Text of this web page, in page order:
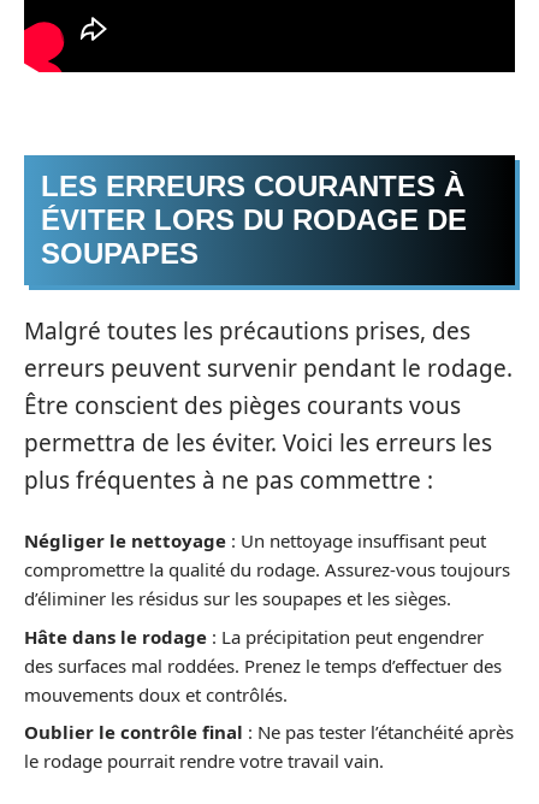
LES ERREURS COURANTES À
ÉVITER LORS DU RODAGE DE
SOUPAPES
Malgré toutes les précautions prises, des
erreurs peuvent survenir pendant le rodage.
Être conscient des pièges courants vous
permettra de les éviter. Voici les erreurs les
plus fréquentes à ne pas commettre :
Négliger le nettoyage : Un nettoyage insuffisant peut
compromettre la qualité du rodage. Assurez-vous toujours
d’éliminer les résidus sur les soupapes et les sièges.
Hâte dans le rodage : La précipitation peut engendrer
des surfaces mal roddées. Prenez le temps d’effectuer des
mouvements doux et contrôlés.
Oublier le contrôle final : Ne pas tester l’étanchéité après
le rodage pourrait rendre votre travail vain.